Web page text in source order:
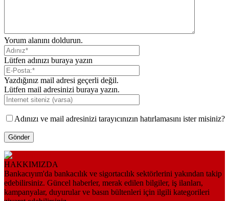
Yorum alanını doldurun.
Lütfen adınızı buraya yazın
Yazdığınız mail adresi geçerli değil.
Lütfen mail adresinizi buraya yazın.
Adınızı ve mail adresinizi tarayıcınızın hatırlamasını ister misiniz?
HAKKIMIZDA
Bankacıyım'da bankacılık ve sigortacılık sektörlerini yakından takip
edebilirsiniz. Güncel haberler, merak edilen bilgiler, iş ilanları,
kampanyalar, duyurular ve basın bültenleri için ilgili kategorileri